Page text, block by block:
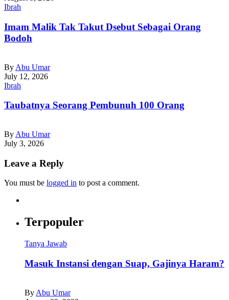
Ibrah
Imam Malik Tak Takut Dsebut Sebagai Orang
Bodoh
By Abu Umar
July 12, 2026
Ibrah
Taubatnya Seorang Pembunuh 100 Orang
By Abu Umar
July 3, 2026
Leave a Reply
You must be logged in to post a comment.
Terpopuler
Tanya Jawab
Masuk Instansi dengan Suap, Gajinya Haram?
By Abu Umar